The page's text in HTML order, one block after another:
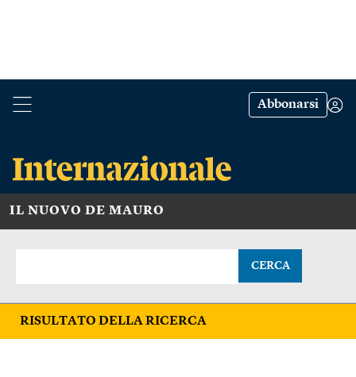
Abbonarsi
IL NUOVO DE MAURO
CERCA
RISULTATO DELLA RICERCA